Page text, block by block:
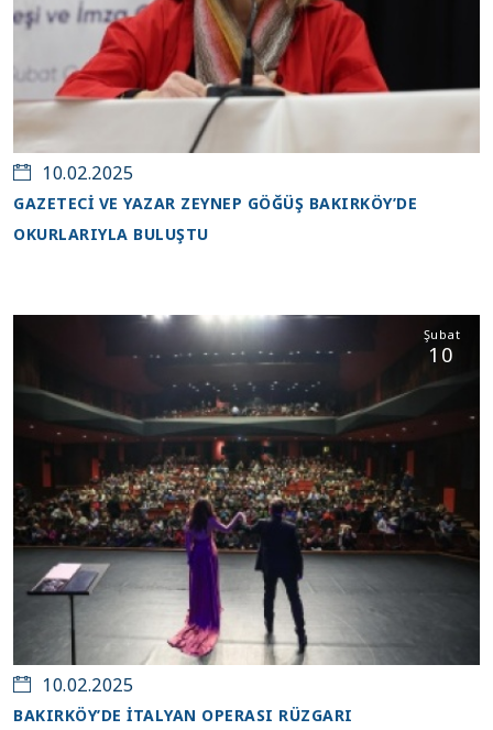
10.02.2025
GAZETECİ VE YAZAR ZEYNEP GÖĞÜŞ BAKIRKÖY’DE
OKURLARIYLA BULUŞTU
Şubat
10
10.02.2025
BAKIRKÖY’DE İTALYAN OPERASI RÜZGARI